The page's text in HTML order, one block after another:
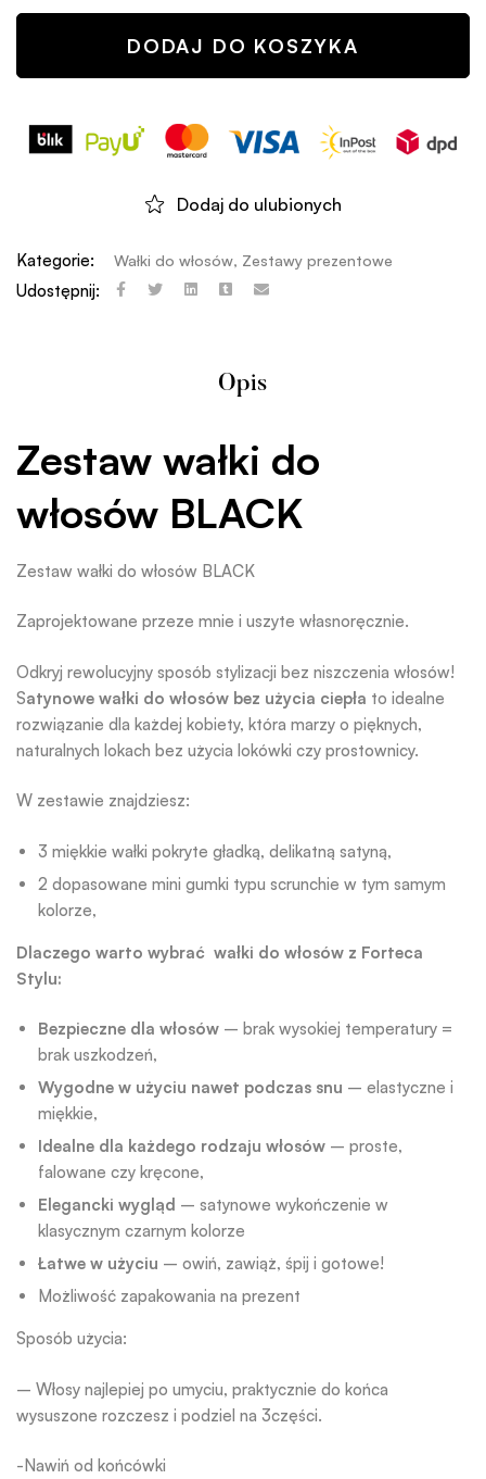
DODAJ DO KOSZYKA
Dodaj do ulubionych
Kategorie: Wałki do włosów, Zestawy prezentowe
Udostępnij:
Opis
Zestaw wałki do
włosów BLACK
Zestaw wałki do włosów BLACK
Zaprojektowane przeze mnie i uszyte własnoręcznie.
Odkryj rewolucyjny sposób stylizacji bez niszczenia włosów!
Satynowe wałki do włosów bez użycia ciepła to idealne
rozwiązanie dla każdej kobiety, która marzy o pięknych,
naturalnych lokach bez użycia lokówki czy prostownicy.
W zestawie znajdziesz:
3 miękkie wałki pokryte gładką, delikatną satyną,
2 dopasowane mini gumki typu scrunchie w tym samym
kolorze,
Dlaczego warto wybrać wałki do włosów z Forteca
Stylu:
Bezpieczne dla włosów – brak wysokiej temperatury =
brak uszkodzeń,
Wygodne w użyciu nawet podczas snu – elastyczne i
miękkie,
Idealne dla każdego rodzaju włosów – proste,
falowane czy kręcone,
Elegancki wygląd – satynowe wykończenie w
klasycznym czarnym kolorze
Łatwe w użyciu – owiń, zawiąż, śpij i gotowe!
Możliwość zapakowania na prezent
Sposób użycia:
– Włosy najlepiej po umyciu, praktycznie do końca
wysuszone rozczesz i podziel na 3części.
-Nawiń od końcówki